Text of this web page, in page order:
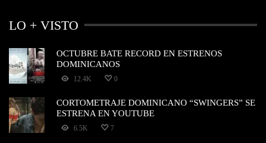
LO + VISTO
OCTUBRE BATE RECORD EN ESTRENOS
DOMINICANOS
12.4K 0
CORTOMETRAJE DOMINICANO “SWINGERS” SE
ESTRENA EN YOUTUBE
6.5K 7